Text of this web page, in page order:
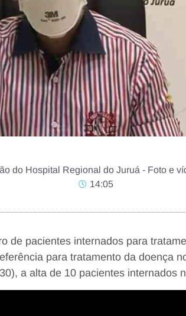
do Hospital Regional do Juruá - Foto e
14:05
de pacientes internados para
para tratamento da doença
a alta de 10 pacientes internados